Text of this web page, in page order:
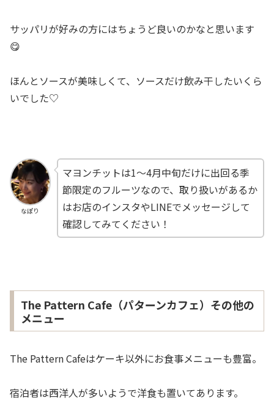
サッパリが好みの方にはちょうど良いのかなと思います
😋
ほんとソースが美味しくて、ソースだけ飲み干したいくら
いでした♡
なぽり
マヨンチットは1〜4月中旬だけに出回る季
節限定のフルーツなので、取り扱いがあるか
はお店のインスタやLINEでメッセージして
確認してみてください！
The Pattern Cafe（パターンカフェ）その他の
メニュー
The Pattern Cafeはケーキ以外にお食事メニューも豊富。
宿泊者は西洋人が多いようで洋食も置いてあります。